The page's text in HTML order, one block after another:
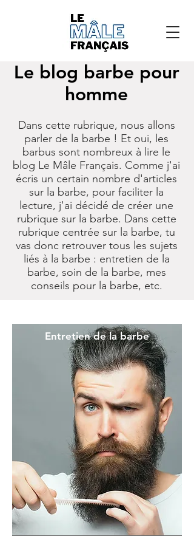
Le blog barbe pour
homme
Dans cette rubrique, nous allons
parler de la barbe ! Et oui, les
barbus sont nombreux à lire le
blog Le Mâle Français. Comme j'ai
écris un certain nombre d'articles
sur la barbe, pour faciliter la
lecture, j'ai décidé de créer une
rubrique sur la barbe. Dans cette
rubrique centrée sur la barbe, tu
vas donc retrouver tous les sujets
liés à la barbe : entretien de la
barbe, soin de la barbe, mes
conseils pour la barbe, etc.
Entretien de la barbe